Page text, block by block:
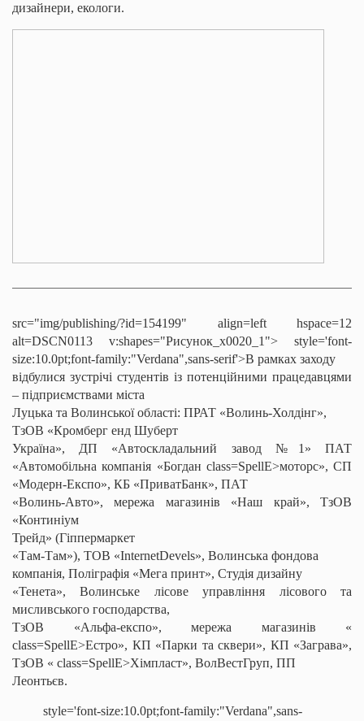
дизайнери, екологи.
src="img/publishing/?id=154199" align=left hspace=12
alt=DSCN0113 v:shapes="Рисунок_x0020_1"> style='font-
size:10.0pt;font-family:"Verdana",sans-serif'>В рамках заходу
відбулися зустрічі студентів із потенційними працедавцями
– підприємствами міста
Луцька та Волинської області: ПРАТ «Волинь-Холдінг»,
ТзОВ «Кромберг енд Шуберт
Україна», ДП «Автоскладальний завод №1» ПАТ
«Автомобільна компанія «Богдан class=SpellE>моторс», СП
«Модерн-Експо», КБ «ПриватБанк», ПАТ
«Волинь-Авто», мережа магазинів «Наш край», ТзОВ
«Континіум
Трейд» (Гіппермаркет
«Там-Там»), ТОВ «InternetDevels», Волинська фондова
компанія, Поліграфія «Мега принт», Студія дизайну
«Тенета», Волинське лісове управління лісового та
мисливського господарства,
ТзОВ «Альфа-експо», мережа магазинів «
class=SpellE>Естро», КП «Парки та сквери», КП «Заграва»,
ТзОВ « class=SpellE>Хімпласт», ВолВестГруп, ПП
Леонтьєв.
style='font-size:10.0pt;font-family:"Verdana",sans-